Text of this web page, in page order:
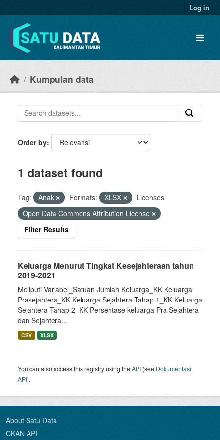
Log in
Kumpulan data
Order by
1 dataset found
Tag: Anak Formats: XLSX
Licenses:
Open Data Commons Attribution License
Filter Results
Keluarga Menurut Tingkat Kesejahteraan tahun
2019-2021
Meliputi Variabel_Satuan Jumlah Keluarga_KK Keluarga
Prasejahtera_KK Keluarga Sejahtera Tahap 1_KK Keluarga
Sejahtera Tahap 2_KK Persentase keluarga Pra Sejahtera
dan Sejahtera...
CSV XLSX
You can also access this registry using theAPI (see Dokumentasi
API).
About Satu Data
CKAN API